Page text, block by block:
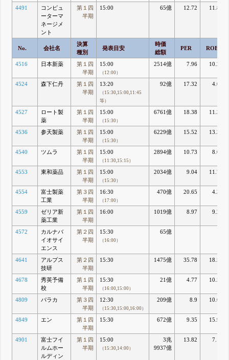
4491
コンピュ
ーターマ
ネージメ
ント
第１四
半期
15:00 65億 12.72 11.89
No. 会社名
決算
種別
発表目安
時価
総額
PER ROE
4516 日本新薬
第１四
半期
15:00
（12:00）
2514億 7.96 10.26
4524 森下仁丹
第１四
半期
13:20
（15:30,15:00,11:45
等）
92億 17.32 4.09
4527
ロート製
薬
第１四
半期
15:00
（15:30）
6761億 18.38 11.39
4536 参天製薬
第１四
半期
15:00
（15:30）
6229億 15.52 13.32
4540 ツムラ
第１四
半期
15:00
（11:30,15:15）
2894億 10.73 8.02
4553 東和薬品
第１四
半期
15:00
（15:30）
2034億 9.04 11.78
4554
富士製薬
工業
第３四
半期
16:30
（17:00）
470億 20.65 4.32
4559
ゼリア新
薬工業
第１四
半期
16:00 1019億 8.97 9.26
4572
カルナバ
イオサイ
エンス
第２四
半期
15:30
（16:00）
65億
4641
アルプス
技研
第２四
半期
15:30 1475億 35.78 18.52
4678
秀英予備
校
第１四
半期
15:30
（16:00,15:00）
21億 4.77 10.57
4809 パラカ
第３四
半期
12:30
（15:30,15:00,16:00）
209億 8.9 10.65
4849 エン
第１四
半期
15:30 672億 9.35 15.94
4901
富士フイ
ルムホー
ルディン
第１四
半期
15:00
（15:30,14:00）
3兆
9937億
13.82 7.18